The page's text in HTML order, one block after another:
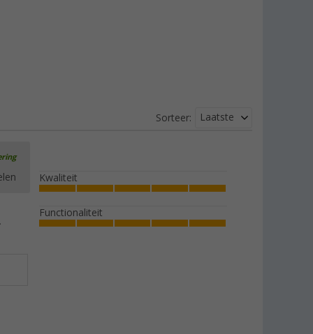
Sorteer: Laatste
Kwaliteit
Functionaliteit